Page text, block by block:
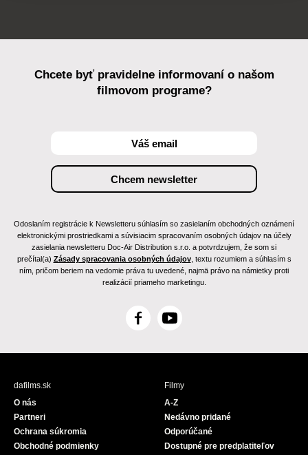
Chcete byť pravidelne informovaní o našom
filmovom programe?
Odoslaním registrácie k Newsletteru súhlasím so zasielaním obchodných oznámení
elektronickými prostriedkami a súvisiacim spracovaním osobných údajov na účely
zasielania newsletteru Doc-Air Distribution s.r.o. a potvrdzujem, že som si
prečítal(a) Zásady spracovania osobných údajov, textu rozumiem a súhlasím s
ním, pričom beriem na vedomie práva tu uvedené, najmä právo na námietky proti
realizácií priameho marketingu.
F
c
Y
u
e
dafilms.sk
O nás
Partneri
Ochrana súkromia
Obchodné podmienky
Filmy
A-Z
Nedávno pridané
Odporúčané
Dostupné pre predplatiteľov